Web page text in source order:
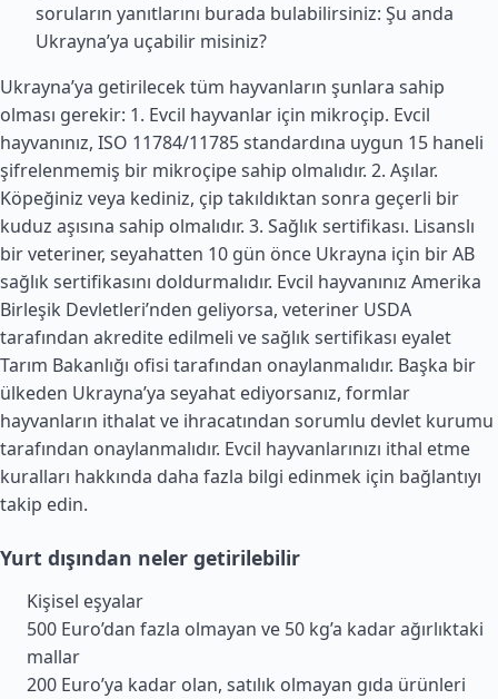
soruların yanıtlarını burada bulabilirsiniz: Şu anda
Ukrayna’ya uçabilir misiniz?
Ukrayna’ya getirilecek tüm hayvanların şunlara sahip
olması gerekir: 1. Evcil hayvanlar için mikroçip. Evcil
hayvanınız, ISO 11784/11785 standardına uygun 15 haneli
şifrelenmemiş bir mikroçipe sahip olmalıdır. 2. Aşılar.
Köpeğiniz veya kediniz, çip takıldıktan sonra geçerli bir
kuduz aşısına sahip olmalıdır. 3. Sağlık sertifikası. Lisanslı
bir veteriner, seyahatten 10 gün önce Ukrayna için bir AB
sağlık sertifikasını doldurmalıdır. Evcil hayvanınız Amerika
Birleşik Devletleri’nden geliyorsa, veteriner USDA
tarafından akredite edilmeli ve sağlık sertifikası eyalet
Tarım Bakanlığı ofisi tarafından onaylanmalıdır. Başka bir
ülkeden Ukrayna’ya seyahat ediyorsanız, formlar
hayvanların ithalat ve ihracatından sorumlu devlet kurumu
tarafından onaylanmalıdır. Evcil hayvanlarınızı ithal etme
kuralları hakkında daha fazla bilgi edinmek için bağlantıyı
takip edin.
Yurt dışından neler getirilebilir
Kişisel eşyalar
500 Euro’dan fazla olmayan ve 50 kg’a kadar ağırlıktaki
mallar
200 Euro’ya kadar olan, satılık olmayan gıda ürünleri